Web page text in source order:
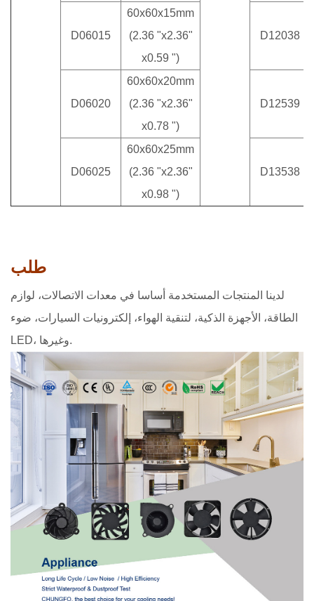
D06015
60x60x15mm
(2.36 "x2.36"
x0.59 ")
D12038
D06020
60x60x20mm
(2.36 "x2.36"
x0.78 ")
D12539
D06025
60x60x25mm
(2.36 "x2.36"
x0.98 ")
D13538
طلب
لدينا المنتجات المستخدمة أساسا في معدات الاتصالات، لوازم
الطاقة، الأجهزة الذكية، لتنقية الهواء، إلكترونيات السيارات، ضوء
LED، وغيرها.